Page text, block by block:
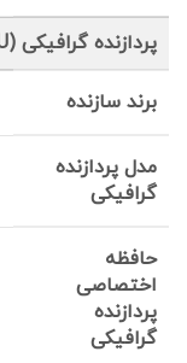
پردازنده گرافیکی (GPU)
برند سازنده
مدل پردازنده
گرافیکی
حافظه
اختصاصی
پردازنده
گرافیکی